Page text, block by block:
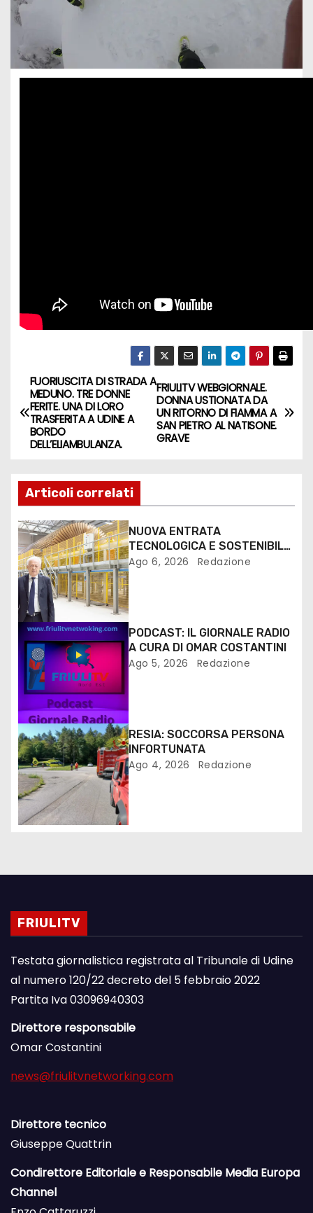
FRIULITV WEBGIORNALE.
DONNA USTIONATA DA
UN RITORNO DI FIAMMA A
SAN PIETRO AL NATISONE.
GRAVE
FUORIUSCITA DI STRADA A
MEDUNO. TRE DONNE
FERITE. UNA DI LORO
TRASFERITA A UDINE A
BORDO
DELL’ELIAMBULANZA.
Articoli correlati
NUOVA ENTRATA
TECNOLOGICA E SOSTENIBILE
PER I MEZZI PESANTI ALLA
Ago 6, 2026 Redazione
PODCAST: IL GIORNALE RADIO
A CURA DI OMAR COSTANTINI
Ago 5, 2026 Redazione
RESIA: SOCCORSA PERSONA
INFORTUNATA
Ago 4, 2026 Redazione
FRIULITV
Testata giornalistica registrata al Tribunale di Udine
al numero 120/22 decreto del 5 febbraio 2022
Partita Iva 03096940303
Direttore responsabile
Omar Costantini
news@friulitvnetworking.com
Direttore tecnico
Giuseppe Quattrin
Condirettore Editoriale e Responsabile Media Europa
Channel